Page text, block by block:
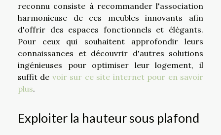
reconnu consiste à recommander l'association
harmonieuse de ces meubles innovants afin
d'offrir des espaces fonctionnels et élégants.
Pour ceux qui souhaitent approfondir leurs
connaissances et découvrir d'autres solutions
ingénieuses pour optimiser leur logement, il
suffit de voir sur ce site internet pour en savoir
plus.
Exploiter la hauteur sous plafond